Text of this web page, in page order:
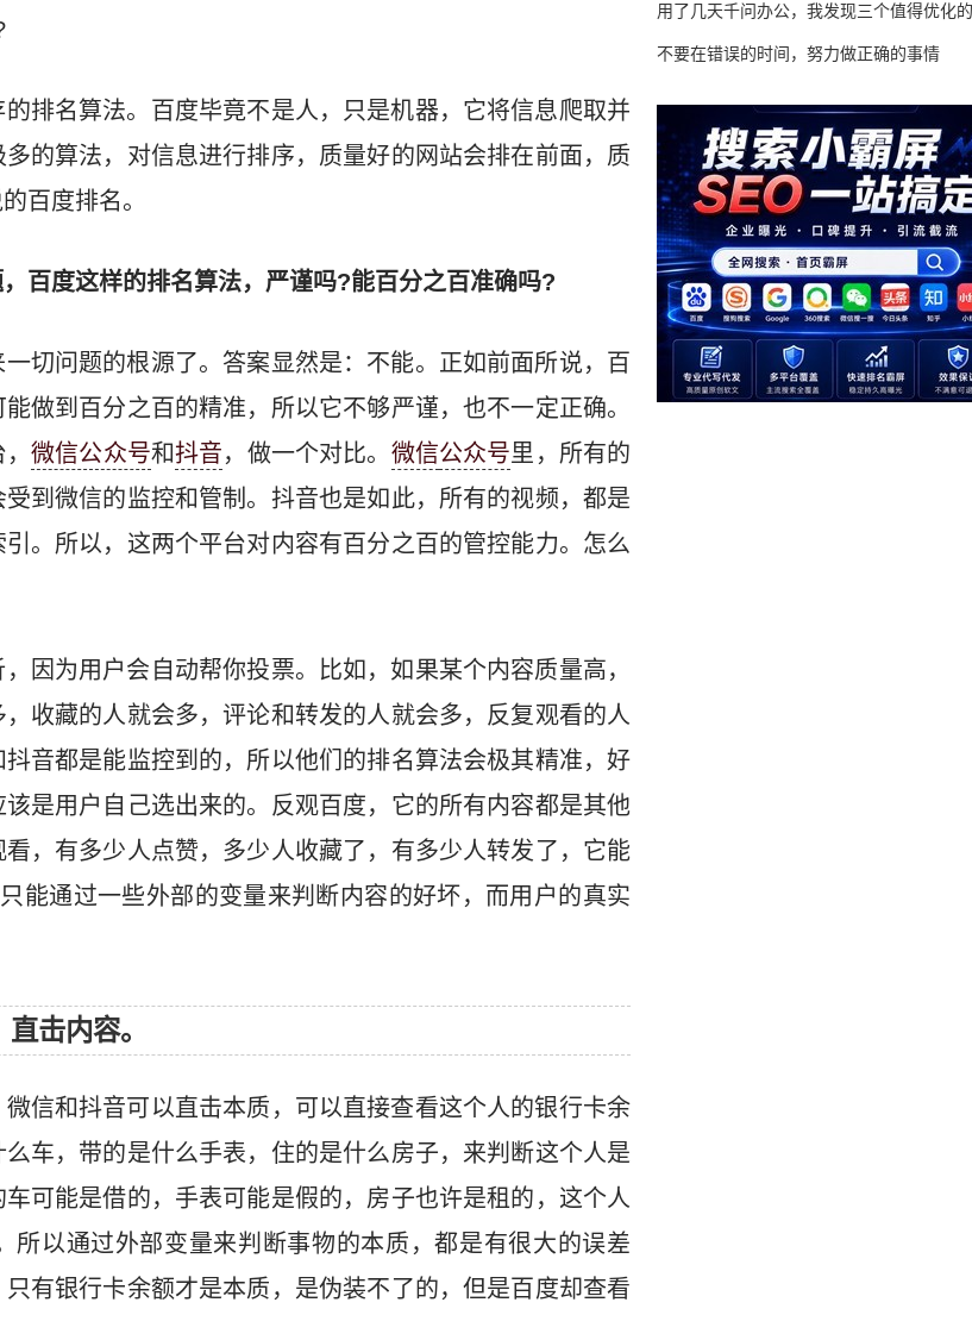
排名算法。百度毕竟不是人，只是机器，它将信息爬取并
的算法，对信息进行排序，质量好的网站会排在前面，质
百度排名。
百度这样的排名算法，严谨吗?能百分之百准确吗?
切问题的根源了。答案显然是：不能。正如前面所说，百
做到百分之百的精准，所以它不够严谨，也不一定正确。
微信公众号和抖音，做一个对比。 微信公众号里，所有的
到微信的监控和管制。抖音也是如此，所有的视频，都是
。所以，这两个平台对内容有百分之百的管控能力。怎么
因为用户会自动帮你投票。比如，如果某个内容质量高，
收藏的人就会多，评论和转发的人就会多，反复观看的人
音都是能监控到的，所以他们的排名算法会极其精准，好
是用户自己选出来的。反观百度，它的所有内容都是其他
，有多少人点赞，多少人收藏了，有多少人转发了，它能
能通过一些外部的变量来判断内容的好坏，而用户的真实
击内容。
信和抖音可以直击本质，可以直接查看这个人的银行卡余
车，带的是什么手表，住的是什么房子，来判断这个人是
可能是借的，手表可能是假的，房子也许是租的，这个人
所以通过外部变量来判断事物的本质，都是有很大的误差
有银行卡余额才是本质，是伪装不了的，但是百度却查看
用了几天千问办公，我发现三个值得优化
不要在错误的时间，努力做正确的事情